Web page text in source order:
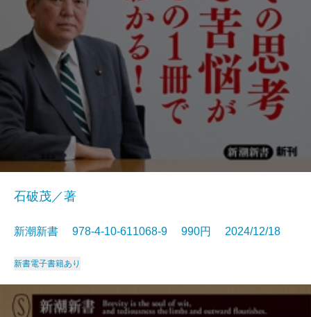
石破茂／著
新潮新書 978-4-10-611068-9 990円 2024/12/18
新書電子書籍あり